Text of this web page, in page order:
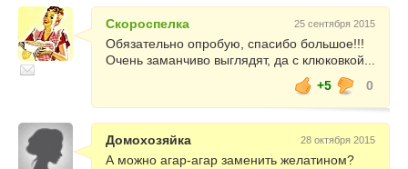
Скороспелка 25 сентября 2015
Обязательно опробую, спасибо большое!!!
Очень заманчиво выглядят, да с клюковкой...
+5
0
Домохозяйка 28 октября 2015
А можно агар-агар заменить желатином?